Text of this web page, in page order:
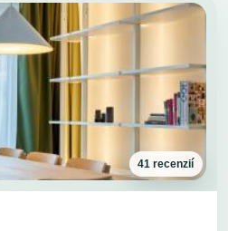
41 recenzií